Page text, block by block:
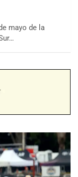
mayo de la